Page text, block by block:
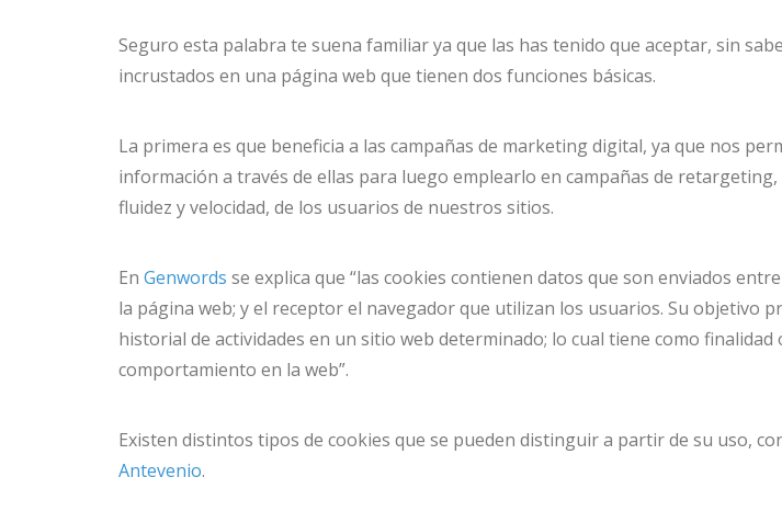
Seguro esta palabra te suena familiar ya que las has tenido que aceptar, sin
incrustados en una página web que tienen dos funciones básicas.
La primera es que beneficia a las campañas de marketing digital, ya que nos
información a través de ellas para luego emplearlo en campañas de
fluidez y velocidad, de los usuarios de nuestros sitios.
En Genwords se explica que “las cookies contienen datos que son enviados
la página web; y el receptor el navegador que utilizan los usuarios. Su objetivo
historial de actividades en un sitio web determinado; lo cual tiene como
comportamiento en la web”.
Existen distintos tipos de cookies que se pueden distinguir a partir de su uso,
Antevenio.